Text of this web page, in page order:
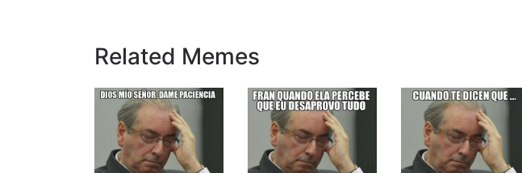
Related Memes